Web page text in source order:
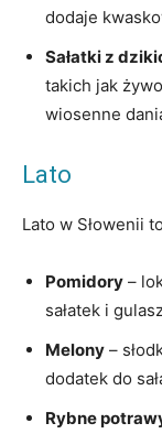
dodaje
Sałatki z
takich jak
wiosenne
Lato
Lato w Słowenii
Pomidory –
sałatek i
Melony –
dodatek do
Rybne